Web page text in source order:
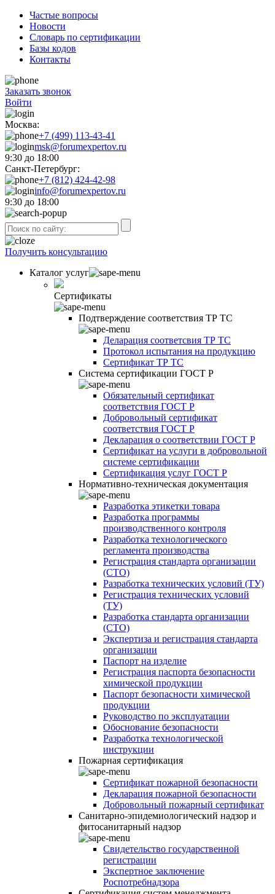
Частые вопросы
Новости
Словарь по сертификации
Базы кодов
Контакты
Заказать звонок
Войти
Москва:
+7 (499) 113-43-41
msk@forumexpertov.ru
9:30 до 18:00
Санкт-Петербург:
+7 (812) 424-42-98
info@forumexpertov.ru
9:30 до 18:00
Получить консультацию
Каталог услуг
Сертификаты
Подтверждение соответствия ТР ТС
Деларация соответсвия ТР ТС
Протокол испытания на продукцию
Сертификат ТР ТС
Система сертификации ГОСТ Р
Обязательный сертификат
соответствия ГОСТ Р
Добровольный сертификат
соответствия ГОСТ Р
Декларация о соответствии ГОСТ Р
Сертификат на услуги в добровольной
системе сертификации
Сертификация услуг ГОСТ Р
Нормативно-техническая документация
Разработка этикетки товара
Разработка программы
производственного контроля
Разработка технологического
регламента производства
Регистрация стандарта организации
(СТО)
Разработка технических условий (ТУ)
Регистрация технических условий
(ТУ)
Разработка стандарта организации
(СТО)
Экспертиза и регистрация стандарта
организации
Паспорт на изделие
Регистрация паспорта безопасности
химической продукции
Паспорт безопасности химической
продукции
Руководство по эксплуатации
Обоснование безопасности
Разработка технологической
инструкции
Пожарная сертификация
Сертификат пожарной безопасности
Декларация пожарной безопасности
Добровольный пожарный сертификат
Санитарно-эпидемиологический надзор и
фитосанитарный надзор
Свидетельство государственной
регистрации
Экспертное заключение
Роспотребнадзора